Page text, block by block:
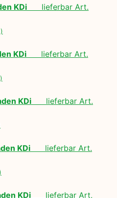
KDi lieferbar Art.
KDi lieferbar Art.
KDi lieferbar Art.
KDi lieferbar Art.
KDi lieferbar Art.